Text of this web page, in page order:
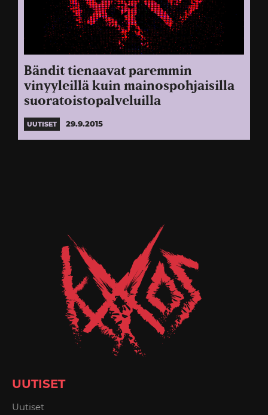
Bändit tienaavat paremmin
vinyyleillä kuin mainospohjaisilla
suoratoistopalveluilla
UUTISET 29.9.2015
UUTISET
Uutiset